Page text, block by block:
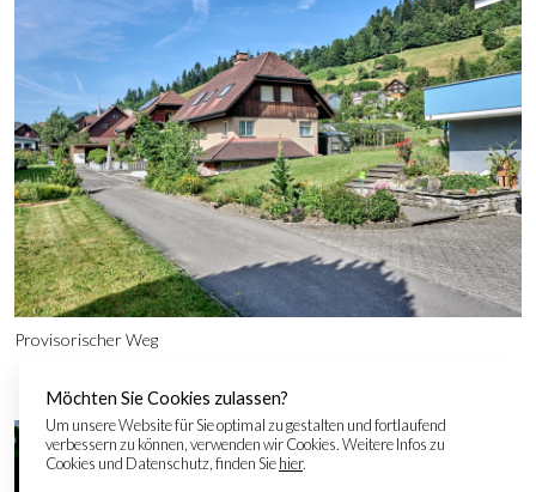
Provisorischer Weg
Möchten Sie Cookies zulassen?
Um unsere Website für Sie optimal zu gestalten und fortlaufend
verbessern zu können, verwenden wir Cookies. Weitere Infos zu
Cookies und Datenschutz, finden Siehier.